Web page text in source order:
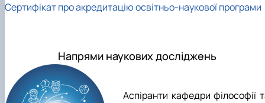
Сертифікат про акредитацію освітньо-наукової програми
Напрями наукових досліджень
Аспіранти кафедри філософії